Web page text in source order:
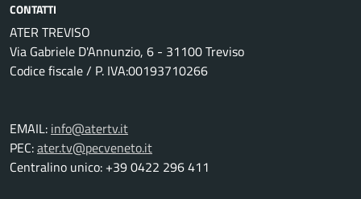
CONTATTI
ATER TREVISO
Via Gabriele D'Annunzio, 6 - 31100 Treviso
Codice fiscale / P. IVA:00193710266
EMAIL: info@atertv.it
PEC:ater.tv@pecveneto.it
Centralino unico: +39 0422 296 411